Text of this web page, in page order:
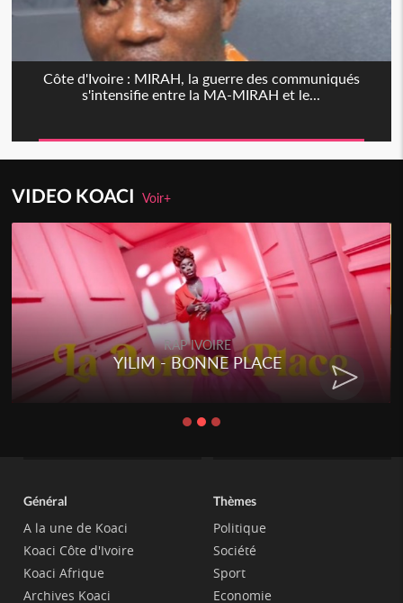
Côte d'Ivoire : MIRAH, la guerre des communiqués
s'intensifie entre la MA-MIRAH et le...
VIDEO KOACIVoir+
RAP IVOIRE
YILIM - BONNE PLACE
Général
A la une de Koaci
Koaci Côte d'Ivoire
Koaci Afrique
Archives Koaci
Thèmes
Politique
Société
Sport
Economie